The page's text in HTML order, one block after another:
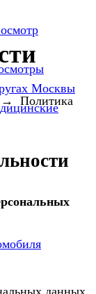
Москвы
→ Политика